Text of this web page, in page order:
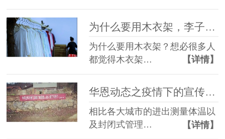
为什么要用木衣架，李子柒的视频里有答案【华恩】
为什么要用木衣架？想必很多人
都觉得木衣架…
【详情】
华恩动态之疫情下的宣传鬼才【华恩衣架】
相比各大城市的进出测量体温以
及封闭式管理…
【详情】